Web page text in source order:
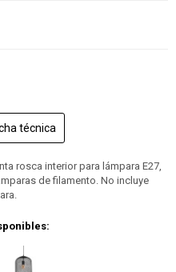
técnica
rosca interior para lámpara E27,
de filamento. No incluye